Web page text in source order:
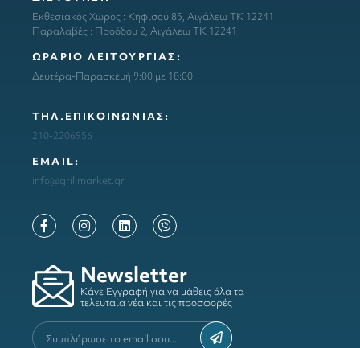
Εκθεσιακός Χώρος : Κηφισού 85, Αιγάλεω ΤΚ 12241
Παραλαβές : Προόδου 2, Αιγάλεω ΤΚ 12241
ΩΡΑΡΙΟ ΛΕΙΤΟΥΡΓΙΑΣ:
Δευτέρα-Παρασκευή 9:00 με 18:00
ΤΗΛ.ΕΠΙΚΟΙΝΩΝΙΑΣ:
210-2206956
ΕΜΑΙL:
info@grillmarket.gr
Newsletter
Κάνε Εγγραφή για να μάθεις όλα τα
τελευταία νέα και τις προσφορές